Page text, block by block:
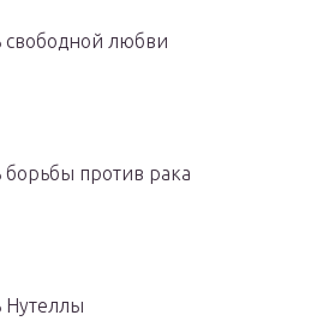
любви
против рака